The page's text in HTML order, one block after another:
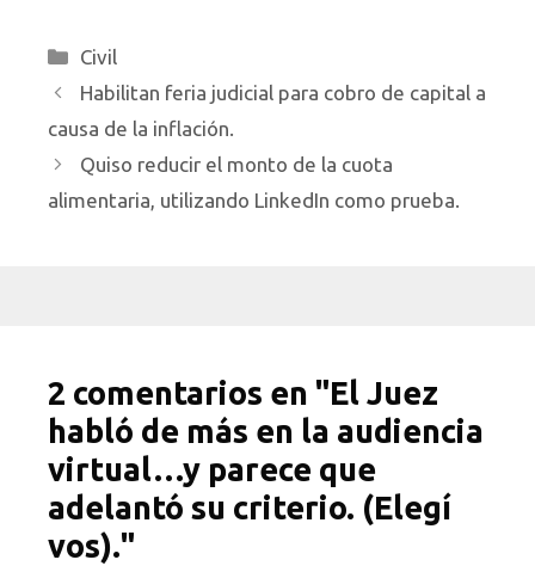
Categorías
Civil
Habilitan feria judicial para cobro de capital a
causa de la inflación.
Quiso reducir el monto de la cuota
alimentaria, utilizando LinkedIn como prueba.
2 comentarios en "El Juez
habló de más en la audiencia
virtual…y parece que
adelantó su criterio. (Elegí
vos)."